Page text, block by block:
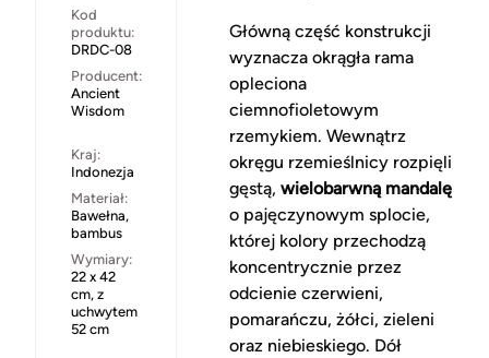
Kod
produktu:
DRDC-08
Producent:
Ancient
Wisdom
Kraj:
Indonezja
Materiał:
Bawełna,
bambus
Wymiary:
22 x 42
cm, z
uchwytem
52 cm
Główną część konstrukcji
wyznacza okrągła rama
opleciona
ciemnofioletowym
rzemykiem. Wewnątrz
okręgu rzemieślnicy rozpięli
gęstą, wielobarwną mandalę
o pajęczynowym splocie,
której kolory przechodzą
koncentrycznie przez
odcienie czerwieni,
pomarańczu, żółci, zieleni
oraz niebieskiego. Dół